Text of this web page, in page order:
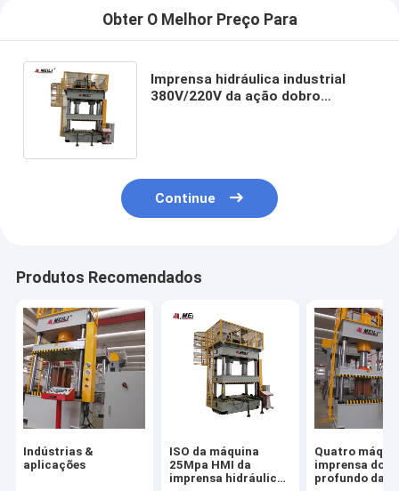
Obter O Melhor Preço Para
Imprensa hidráulica industrial
380V/220V da ação dobro
Continue
Produtos Recomendados
Indústrias &
aplicações
ISO da máquina
25Mpa HMI da
imprensa hidráulica
Quatro
imprensa do
profundo da